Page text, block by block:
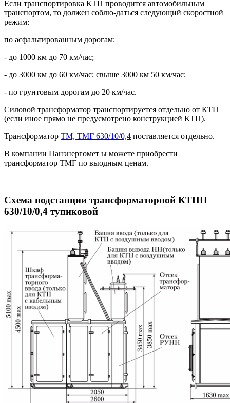
Если транспортировка КТП проводится автомобильным
транспортом, то должен соблю-даться следующий скоростной
режим:
по асфальтированным дорогам:
- до 1000 км до 70 км/час;
- до 3000 км до 60 км/час; свыше 3000 км 50 км/час;
- по грунтовым дорогам до 20 км/час.
Силовой трансформатор транспортируется отдельно от КТП
(если иное прямо не предусмотрено конструкцией КТП).
Трансформатор ТМ, ТМГ 630/10/0,4 поставляется отдельно.
В компании Панэнергомет ы можете приобрести
трансформатор ТМГ по выодным ценам.
Схема подстанции трансформаторной КТПН
630/10/0,4 тупиковой